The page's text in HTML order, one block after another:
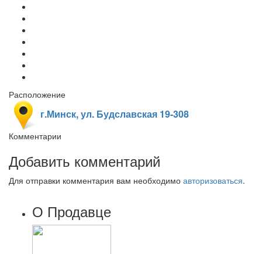
Расположение
г.Минск, ул. Будславская 19-308
Комментарии
Добавить комментарий
Для отправки комментария вам необходимо авторизоваться.
О Продавце